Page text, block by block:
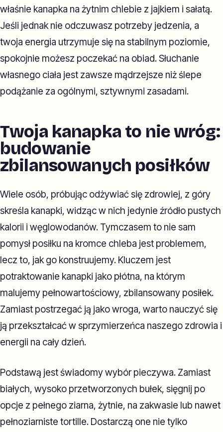
właśnie kanapka na żytnim chlebie z jajkiem i sałatą.
Jeśli jednak nie odczuwasz potrzeby jedzenia, a
twoja energia utrzymuje się na stabilnym poziomie,
spokojnie możesz poczekać na obiad. Słuchanie
własnego ciała jest zawsze mądrzejsze niż ślepe
podążanie za ogólnymi, sztywnymi zasadami.
Twoja kanapka to nie wróg:
budowanie
zbilansowanych posiłków
Wiele osób, próbując odżywiać się zdrowiej, z góry
skreśla kanapki, widząc w nich jedynie źródło pustych
kalorii i węglowodanów. Tymczasem to nie sam
pomysł posiłku na kromce chleba jest problemem,
lecz to, jak go konstruujemy. Kluczem jest
potraktowanie kanapki jako płótna, na którym
malujemy pełnowartościowy, zbilansowany posiłek.
Zamiast postrzegać ją jako wroga, warto nauczyć się
ją przekształcać w sprzymierzeńca naszego zdrowia i
energii na cały dzień.
Podstawą jest świadomy wybór pieczywa. Zamiast
białych, wysoko przetworzonych bułek, sięgnij po
opcje z pełnego ziarna, żytnie, na zakwasie lub nawet
pełnoziarniste tortille. Dostarczą one nie tylko